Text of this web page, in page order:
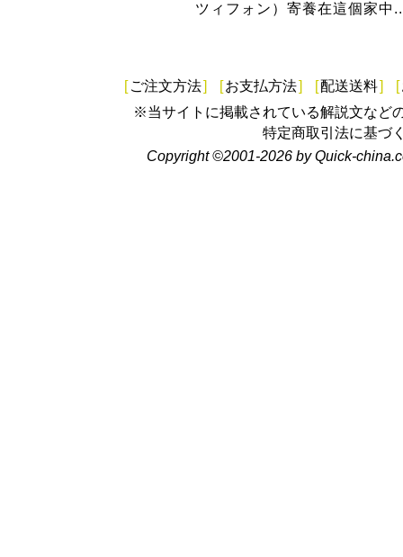
ツィフォン）寄養在這個家中
[ ご注文方法] [お支払方法] [配送送料] [
※当サイトに掲載されている解説文など
特定商取引法に基づ
Copyright ©2001-2026 by Quick-